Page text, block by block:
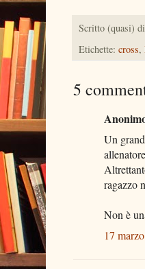
Scritto (quasi)
Etichette: cross,
5
Un
ragazzo
Non è
17